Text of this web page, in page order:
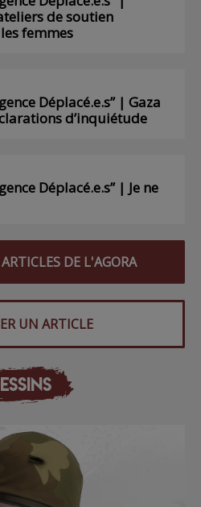
de soutien
femmes
Déplacé.e.s” | Gaza
d’inquiétude
Déplacé.e.s” | Je ne
DE L'AGORA
UN ARTICLE